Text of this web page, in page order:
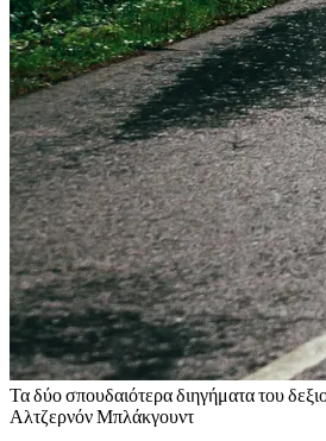
Τα δύο σπουδαιότερα διηγήματα του
Αλτζερνόν Μπλάκγουντ